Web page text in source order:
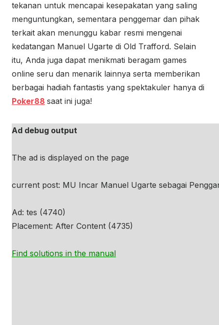
tekanan untuk mencapai kesepakatan yang saling
menguntungkan, sementara penggemar dan pihak
terkait akan menunggu kabar resmi mengenai
kedatangan Manuel Ugarte di Old Trafford. Selain
itu, Anda juga dapat menikmati beragam games
online seru dan menarik lainnya serta memberikan
berbagai hadiah fantastis yang spektakuler hanya di
Poker88 saat ini juga!
Ad debug output
The ad is displayed on the page
current post: MU Incar Manuel Ugarte sebagai
Ad: tes (4740)
Placement: After Content (4735)
Find solutions in the manual